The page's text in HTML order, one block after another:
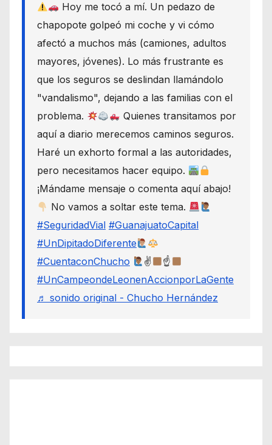
Hoy me tocó a mí. Un pedazo de
chapopote golpeó mi coche y vi cómo
afectó a muchos más (camiones, adultos
mayores, jóvenes). Lo más frustrante es
que los seguros se deslindan llamándolo
"vandalismo", dejando a las familias con el
problema.
Quienes transitamos por
aquí a diario merecemos caminos seguros.
Haré un exhorto formal a las autoridades,
pero necesitamos hacer equipo.
¡Mándame mensaje o comenta aquí abajo!
No vamos a soltar este tema.
#SeguridadVial #GuanajuatoCapital
#UnDipitadoDiferente
#CuentaconChucho
✌
☝
#UnCampeondeLeonenAccionporLaGente
♬ sonido original - Chucho Hernández